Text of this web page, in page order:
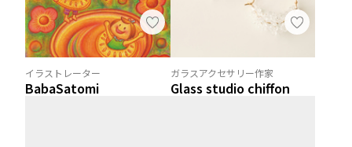
イラストレーター
BabaSatomi
ガラスアクセサリー作家
Glass studio chiffon